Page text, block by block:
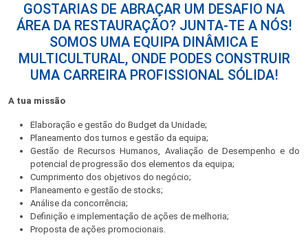
GOSTARIAS DE ABRAÇAR UM DESAFIO NA
ÁREA DA RESTAURAÇÃO? JUNTA-TE A NÓS!
SOMOS UMA EQUIPA DINÂMICA E
MULTICULTURAL, ONDE PODES CONSTRUIR
UMA CARREIRA PROFISSIONAL SÓLIDA!
A tua missão
Elaboração e gestão do Budget da Unidade;
Planeamento dos turnos e gestão da equipa;
Gestão de Recursos Humanos, Avaliação de Desempenho e do
potencial de progressão dos elementos da equipa;
Cumprimento dos objetivos do negócio;
Planeamento e gestão de stocks;
Análise da concorrência;
Definição e implementação de ações de melhoria;
Proposta de ações promocionais.